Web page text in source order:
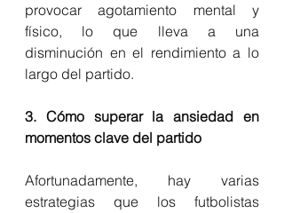
provocar agotamiento mental y
físico, lo que lleva a una
disminución en el rendimiento a lo
largo del partido.
3. Cómo superar la ansiedad en
momentos clave del partido
Afortunadamente, hay varias
estrategias que los futbolistas